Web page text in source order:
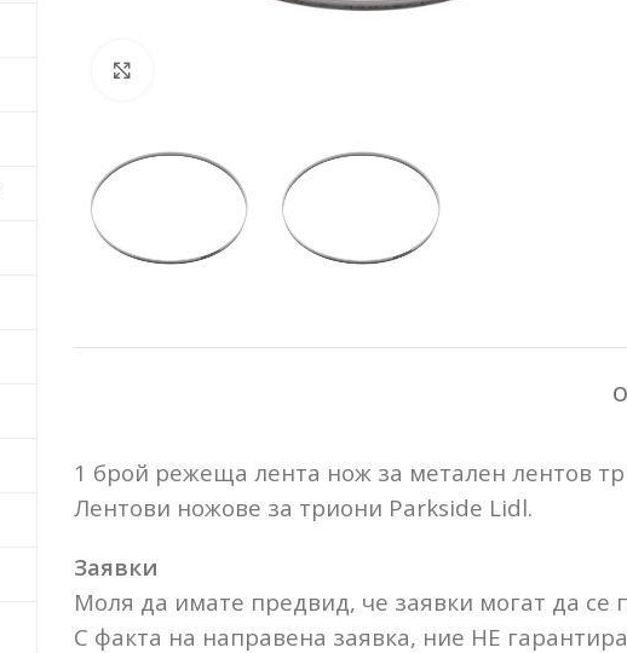
1 брой режеща лента нож за метален лентов
Лентови ножове за триони Parkside Lidl.
Заявки
Моля да имате предвид, че заявки могат да се
С факта на направена заявка, ние НЕ